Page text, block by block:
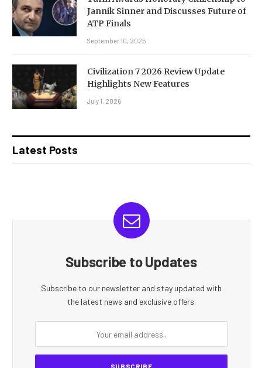
Jannik Sinner and Discusses Future of
ATP Finals
September 10, 2025
Civilization 7 2026 Review Update
Highlights New Features
July 1, 2026
Latest Posts
Subscribe to Updates
Subscribe to our newsletter and stay updated with
the latest news and exclusive offers.